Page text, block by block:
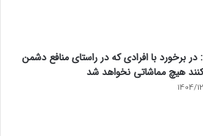
در برخورد با افرادی که در راستای منافع دشمن
هیچ مماشاتی نخواهد شد
1404/